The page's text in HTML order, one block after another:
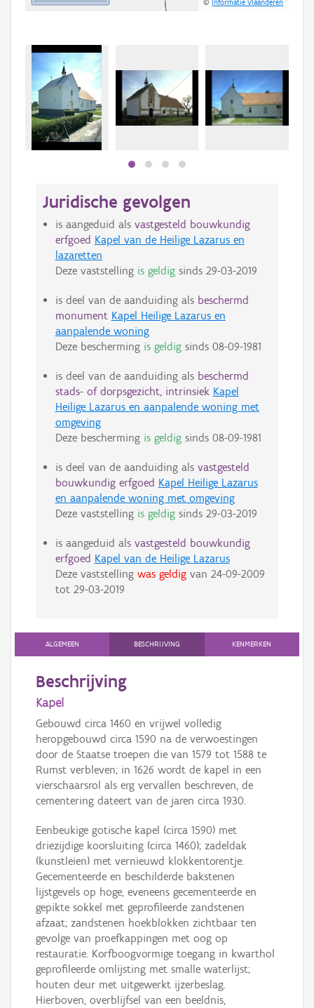
©Informatie Vlaanderen
Juridische gevolgen
is aangeduid als vastgesteld bouwkundig
erfgoed Kapel van de Heilige Lazarus en
lazaretten
Deze vaststelling is geldigsinds 29-03-2019
is deel van de aanduiding als beschermd
monument Kapel Heilige Lazarus en
aanpalende woning
Deze bescherming is geldigsinds 08-09-1981
is deel van de aanduiding als beschermd
stads- of dorpsgezicht, intrinsiek Kapel
Heilige Lazarus en aanpalende woning met
omgeving
Deze bescherming is geldigsinds 08-09-1981
is deel van de aanduiding als vastgesteld
bouwkundig erfgoed Kapel Heilige Lazarus
en aanpalende woning met omgeving
Deze vaststelling is geldigsinds 29-03-2019
is aangeduid als vastgesteld bouwkundig
erfgoed Kapel van de Heilige Lazarus
Deze vaststelling was geldigvan 24-09-2009
tot 29-03-2019
ALGEMEEN BESCHRIJVING KENMERKEN
Beschrijving
Kapel
Gebouwd circa 1460 en vrijwel volledig
heropgebouwd circa 1590 na de verwoestingen
door de Staatse troepen die van 1579 tot 1588 te
Rumst verbleven; in 1626 wordt de kapel in een
vierschaarsrol als erg vervallen beschreven, de
cementering dateert van de jaren circa 1930.
Eenbeukige gotische kapel (circa 1590) met
driezijdige koorsluiting (circa 1460); zadeldak
(kunstleien) met vernieuwd klokkentorentje.
Gecementeerde en beschilderde bakstenen
lijstgevels op hoge, eveneens gecementeerde en
gepikte sokkel met geprofileerde zandstenen
afzaat; zandstenen hoekblokken zichtbaar ten
gevolge van proefkappingen met oog op
restauratie. Korfboogvormige toegang in kwarthol
geprofileerde omlijsting met smalle waterlijst;
houten deur met uitgewerkt ijzerbeslag.
Hierboven, overblijfsel van een beeldnis,